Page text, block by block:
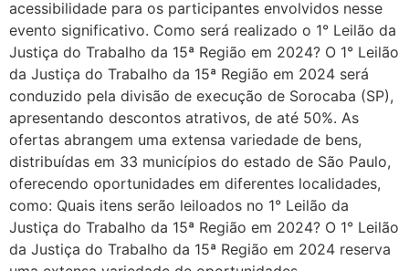
acessibilidade para os participantes envolvidos nesse
evento significativo. Como será realizado o 1° Leilão da
Justiça do Trabalho da 15ª Região em 2024? O 1° Leilão
da Justiça do Trabalho da 15ª Região em 2024 será
conduzido pela divisão de execução de Sorocaba (SP),
apresentando descontos atrativos, de até 50%. As
ofertas abrangem uma extensa variedade de bens,
distribuídas em 33 municípios do estado de São Paulo,
oferecendo oportunidades em diferentes localidades,
como: Quais itens serão leiloados no 1° Leilão da
Justiça do Trabalho da 15ª Região em 2024? O 1° Leilão
da Justiça do Trabalho da 15ª Região em 2024 reserva